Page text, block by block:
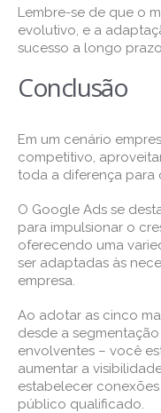
Lembre-se de que o
evolutivo, e a
sucesso a longo prazo.
Conclusão
Em um cenário
competitivo,
toda a diferença para
O Google Ads se
para impulsionar o
oferecendo uma
ser adaptadas às
empresa.
Ao adotar as cinco
desde a
envolventes – você
aumentar a
estabelecer
público qualificado.